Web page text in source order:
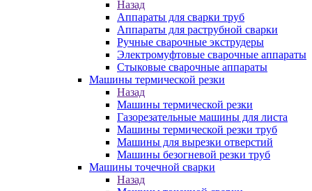
Назад
Аппараты для сварки труб
Аппараты для раструбной сварки
Ручные сварочные экструдеры
Электромуфтовые сварочные аппараты
Стыковые сварочные аппараты
Машины термической резки
Назад
Машины термической резки
Газорезательные машины для листа
Машины термической резки труб
Машины для вырезки отверстий
Машины безогневой резки труб
Машины точечной сварки
Назад